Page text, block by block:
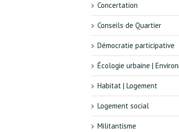
Concertation
Conseils de Quartier
Démocratie participative
Écologie urbaine |
Habitat | Logement
Logement social
Militantisme